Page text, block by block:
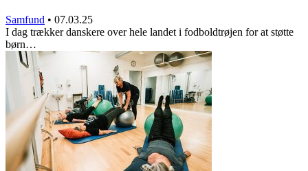
Samfund • 07.03.25
I dag trækker danskere over hele landet i fodboldtrøjen for at støtte
børn…